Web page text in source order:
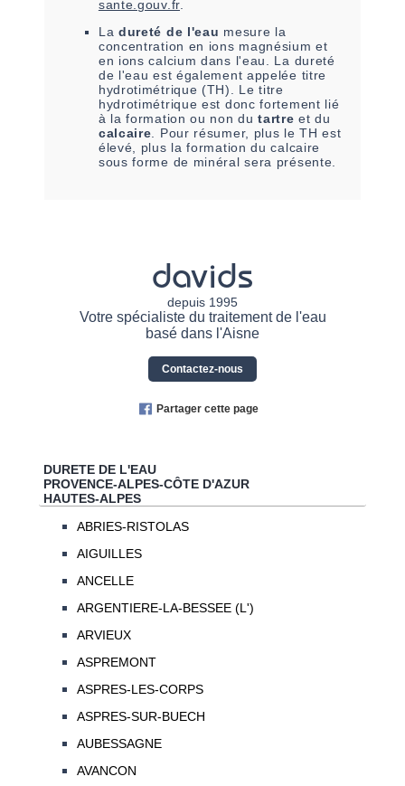
sante.gouv.fr.
La dureté de l'eau mesure la
concentration en ions magnésium et
en ions calcium dans l'eau. La dureté
de l'eau est également appelée titre
hydrotimétrique (TH). Le titre
hydrotimétrique est donc fortement lié
à la formation ou non dutartre et du
calcaire . Pour résumer, plus le TH est
élevé, plus la formation du calcaire
sous forme de minéral sera présente.
davids
depuis 1995
Votre spécialiste du traitement de l'eau
basé dans l'Aisne
Contactez-nous
Partager cette page
DURETE DE L'EAU
PROVENCE-ALPES-CÔTE D'AZUR
HAUTES-ALPES
ABRIES-RISTOLAS
AIGUILLES
ANCELLE
ARGENTIERE-LA-BESSEE (L')
ARVIEUX
ASPREMONT
ASPRES-LES-CORPS
ASPRES-SUR-BUECH
AUBESSAGNE
AVANCON